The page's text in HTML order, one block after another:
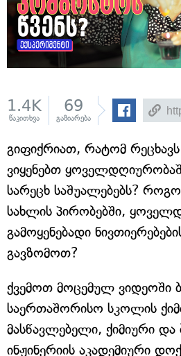
1.4K
წაკითხვა
69
გაზიარება
გიფიქრიათ, რატომ
ვიყენებთ
სარეცხ საშუალებებს?
სახლის პირობებში,
გამოყენებადი
გავზომოთ?
ქვემოთ მოცემულ ვიდეოში
საერთაშორისო სკოლის
მასწავლებელი, ქიმიური
ინჟინერიის აკადემიური